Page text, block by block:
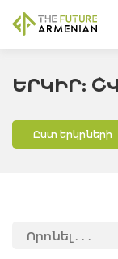
ԵՐԿԻՐ:
Ըստ երկրների